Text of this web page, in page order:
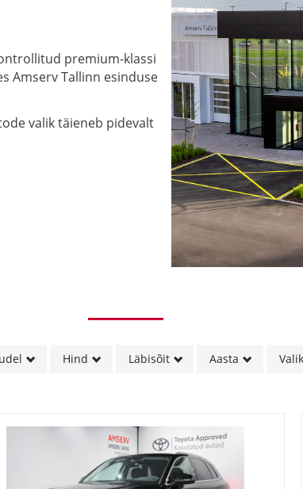
premium-klassi
Amserv Tallinn esinduse
valik täieneb pidevalt
Hind Läbisõit Aasta